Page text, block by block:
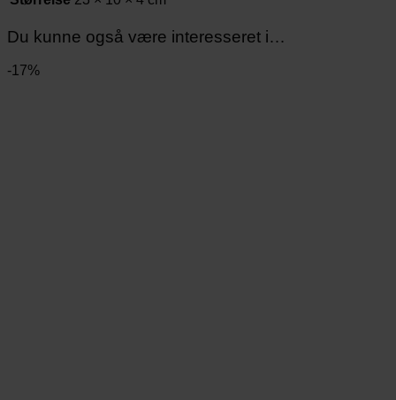
Du kunne også være interesseret i…
-17%